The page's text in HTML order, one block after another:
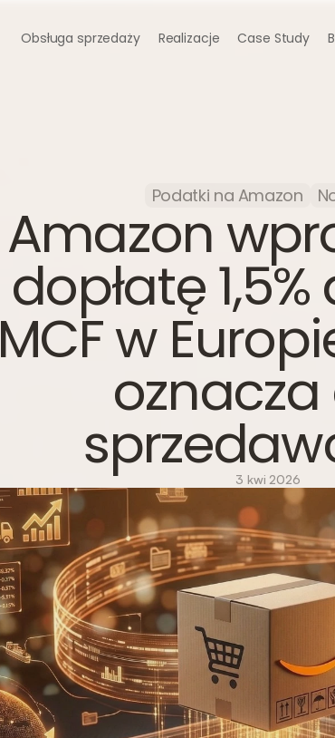
Obsługa sprzedaży Realizacje Case Study
Podatki na Amazon
Amazon
dopłatę 1,5%
MCF w
3 kwi 2026